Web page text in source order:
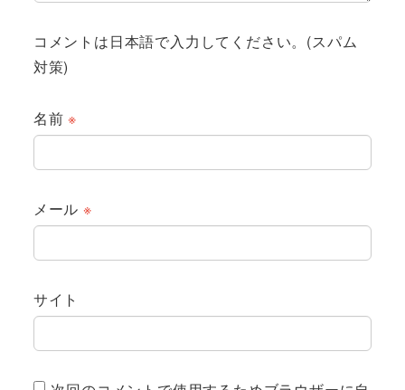
コメントは日本語で入力してください。(スパム
対策)
名前※
メール ※
サイト